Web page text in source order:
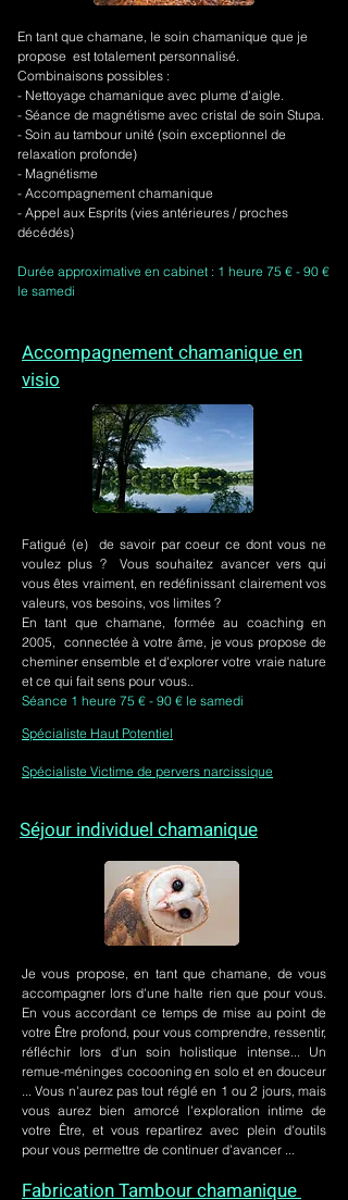
En tant que chamane, le soin chamanique que je
propose est totalement personnalisé.
Combinaisons possibles :
- Nettoyage chamanique avec plume d'aigle.
- Séance de magnétisme avec cristal de soin Stupa.
- Soin au tambour unité (soin exceptionnel de
relaxation profonde)
- Magnétisme
- Accompagnement chamanique
- Appel aux Esprits (vies antérieures / proches
décédés)
Durée approximative en cabinet : 1 heure 75 € - 90 €
le samedi
Accompagnement chamanique en
visio
Fatigué (e) de savoir par coeur ce dont vous ne
voulez plus ? Vous souhaitez avancer vers qui
vous êtes vraiment, en redéfinissant clairement vos
valeurs, vos besoins, vos limites ?
En tant que chamane, formée au coaching en
2005, connectée à votre âme, je vous propose de
cheminer ensemble et d'explorer votre vraie nature
et ce qui fait sens pour vous..
Séance 1 heure 75 € - 90 € le samedi
Spécialiste Haut Potentiel
Spécialiste Victime de pervers narcissique
Séjour individuel chamanique
Je vous propose, en tant que chamane, de vous
accompagner lors d'une halte rien que pour vous.
En vous accordant ce temps de mise au point de
votre Être profond, pour vous comprendre, ressentir,
réfléchir lors d'un soin holistique intense... Un
remue-méninges cocooning en solo et en douceur
... Vous n'aurez pas tout réglé en 1 ou 2 jours, mais
vous aurez bien amorcé l'exploration intime de
votre Être, et vous repartirez avec plein d'outils
pour vous permettre de continuer d'avancer ...
Fabrication Tambour chamanique